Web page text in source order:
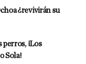
¿revivirán su
¡Los
Sola!